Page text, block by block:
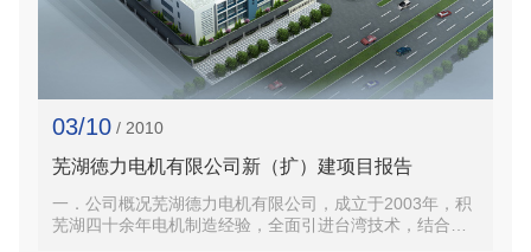
03/10 / 2010
芜湖徳力电机有限公司新（扩）建项目报告
一．公司概况芜湖德力电机有限公司，成立于2003年，积
芜湖四十余年电机制造经验，全面引进台湾技术，结合周